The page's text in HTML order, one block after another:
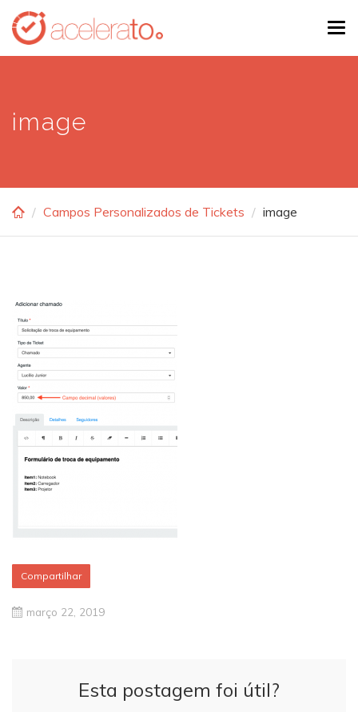
Skip
main
image
Campos Personalizados de Tickets image
Compartilhar
março 22, 2019
Esta postagem foi útil?